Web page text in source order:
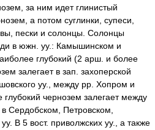
за ним идет глинистый
а потом суглинки, супеси,
пески и солонцы. Солонцы
в южн. уу.: Камышинском и
глубокий (2 арш. и более
залегает в зап. захоперской
уу., между pp. Хопром и
чернозем залегает между
Сердобском, Петровском,
В 5 вост. приволжских уу., а также